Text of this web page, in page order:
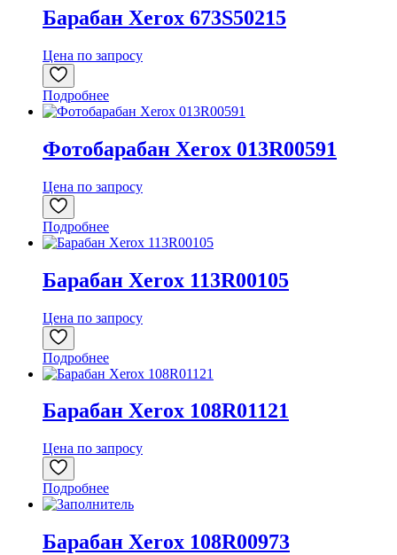
Барабан Xerox 673S50215
Цена по запросу
Подробнее
Фотобарабан Xerox 013R00591
Цена по запросу
Подробнее
Барабан Xerox 113R00105
Цена по запросу
Подробнее
Барабан Xerox 108R01121
Цена по запросу
Подробнее
Барабан Xerox 108R00973